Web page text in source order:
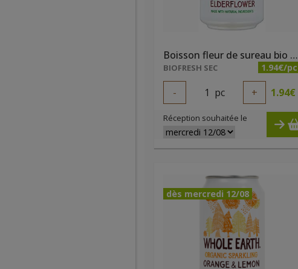
Boisson fleur de sureau bio 33cl Whole Earth
BIOFRESH SEC 1.94€/pc
- 1 pc + 1.94€
Réception souhaitée le
dès mercredi 12/08